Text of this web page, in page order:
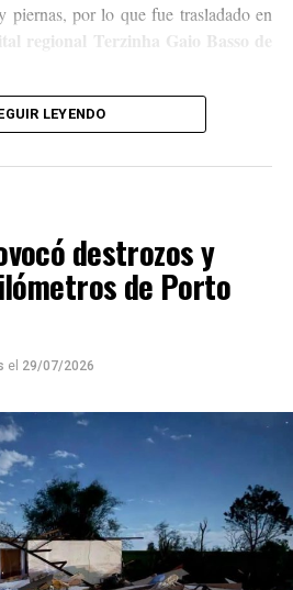
piernas, por lo que fue trasladado en
regional Terzinha Gaio Basso de
de Bomberos y de la Policía
correspondientes averiguaciones para
se produjo el trágico accidente.
LEYENDO
destrozos y
de Porto
el 29/07/2026